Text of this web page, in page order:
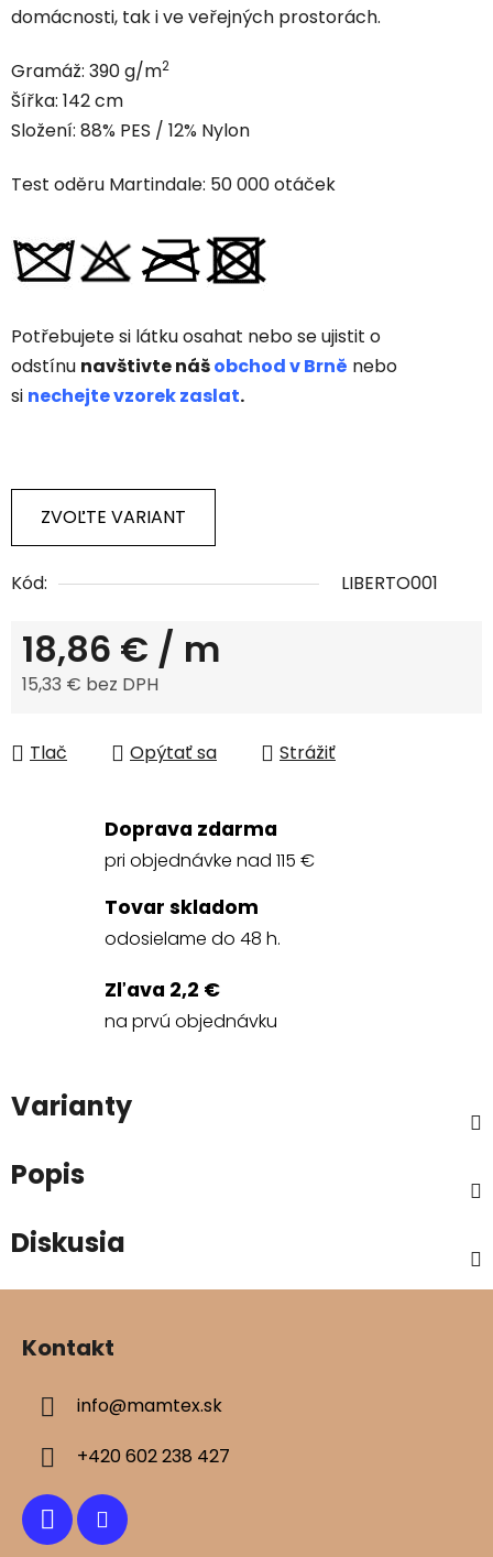
domácnosti, tak i ve veřejných prostorách.
Gramáž: 390 g/m2
Šířka: 142 cm
Složení: 88% PES / 12% Nylon
Test oděru Martindale: 50 000 otáček
Potřebujete si látku osahat nebo se ujistit o
odstínu navštivte nášobchod v Brně nebo
si nechejte vzorek zaslat.
ZVOĽTE VARIANT
Kód: LIBERTO001
18,86 € / m
15,33 € bez DPH
Tlač
Opýtať sa Strážiť
Doprava zdarma
pri objednávke nad 115 €
Tovar skladom
odosielame do 48 h.
Zľava 2,2 €
na prvú objednávku
Varianty
Popis
Diskusia
Kontakt
info@mamtex.sk
+420 602 238 427